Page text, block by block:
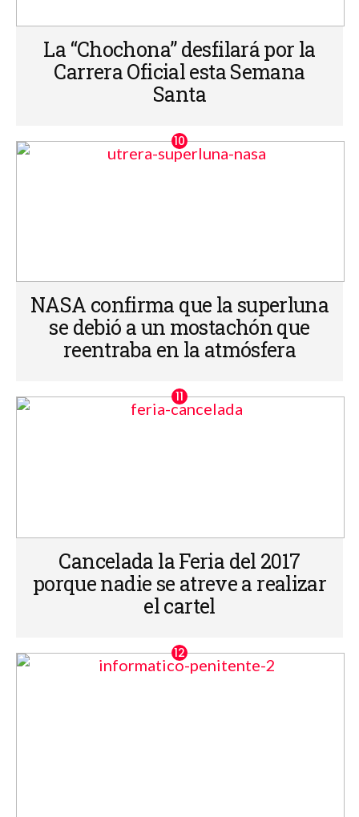
La “Chochona” desfilará por la
Carrera Oficial esta Semana
Santa
NASA confirma que la superluna
se debió a un mostachón que
reentraba en la atmósfera
Cancelada la Feria del 2017
porque nadie se atreve a realizar
el cartel